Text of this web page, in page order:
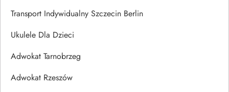
Transport Indywidualny Szczecin Berlin
Ukulele Dla Dzieci
Adwokat Tarnobrzeg
Adwokat Rzeszów